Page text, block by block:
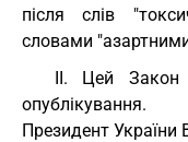
після слів
словами
ІІ. Цей
опублікування.
Президент